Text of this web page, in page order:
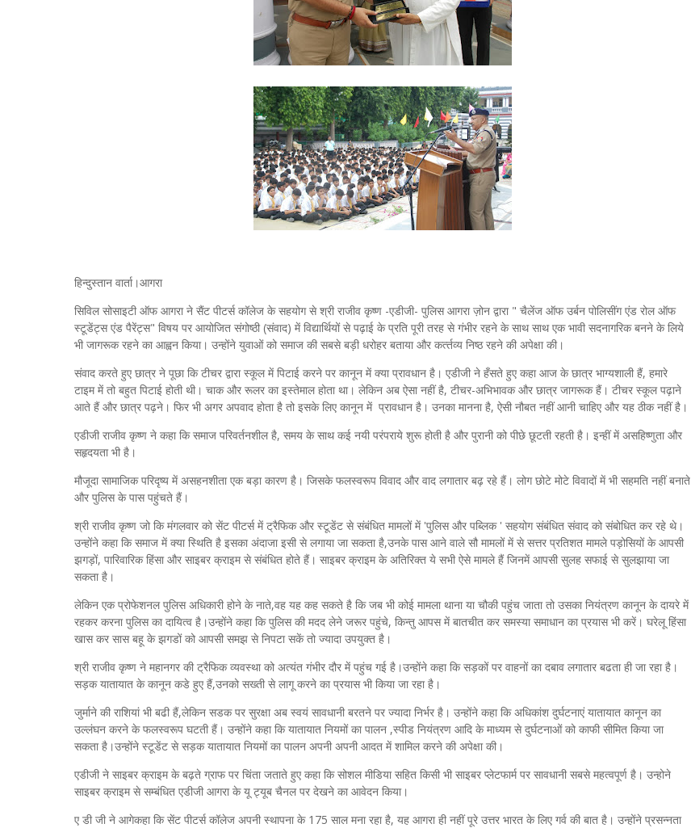
हिन्दुस्तान वार्ता।आगरा
सिविल सोसाइटी ऑफ आगरा ने सैंट पीटर्स कॉलेज के सहयोग से श्री राजीव कृष्ण -एडीजी- पुलिस आगरा ज़ोन द्वारा " चैलेंज ऑफ उर्बन पोलिसींग एंड रोल ऑफ
स्टूडेंट्स एंड पैरेंट्स" विषय पर आयोजित संगोष्‍ठी (संवाद) में विद्यार्थियों से पढ़ाई के प्रति पूरी तरह से गंभीर रहने के साथ साथ एक भावी सदनागरिक बनने के लिये
भी जागरूक रहने का आह्वन किया। उन्‍होंने युवाओं को समाज की सबसे बड़ी धरोहर बताया और कर्त्‍तव्‍य निष्‍ठ रहने की अपेक्षा की।
संवाद करते हुए छात्र ने पूछा कि टीचर द्वारा स्कूल में पिटाई करने पर कानून में क्या प्रावधान है। एडीजी ने हँसते हुए कहा आज के छात्र भाग्यशाली हैं, हमारे
टाइम में तो बहुत पिटाई होती थी। चाक और रूलर का इस्तेमाल होता था। लेकिन अब ऐसा नहीं है, टीचर-अभिभावक और छात्र जागरूक हैं। टीचर स्कूल पढ़ाने
आते हैं और छात्र पढ़ने। फिर भी अगर अपवाद होता है तो इसके लिए कानून में प्रावधान है। उनका मानना है, ऐसी नौबत नहीं आनी चाहिए और यह ठीक नहीं है।
एडीजी राजीव कृष्ण ने कहा कि समाज परिवर्तनशील है, समय के साथ कई नयी परंपराये शुरू होती है और पुरानी को पीछे छूटती रहती है। इन्हीं में असहिष्णुता और
सहृदयता भी है।
मौजूदा सामाजिक परिदृष्‍य में असहनशीता एक बड़ा कारण है। जिसके फलस्‍वरूप विवाद और वाद लगातार बढ़ रहे हैं। लोग छोटे मोटे विवादों में भी सहमति नहीं बनाते
और पुलिस के पास पहुंचते हैं।
श्री राजीव कृष्ण जो कि मंगलवार को सेंट पीटर्स में ट्रैफिक और स्‍टूडेंट से संबंधित मामलों में 'पुलिस और पब्लिक ' सहयोग संबंधित संवाद को संबोधित कर रहे थे।
उन्होंने कहा कि समाज में क्या स्थिति है इसका अंदाजा इसी से लगाया जा सकता है,उनके पास आने वाले सौ मामलों में से सत्तर प्रतिशत मामले पड़ोसियों के आपसी
झगड़ों, पारिवारिक हिंसा और साइबर क्राइम से संबंधित होते हैं। साइबर क्राइम के अतिरिक्त ये सभी ऐसे मामले हैं जिनमें आपसी सुलह सफाई से सुलझाया जा
सकता है।
लेकिन एक प्रोफेशनल पुलिस अधिकारी होने के नाते,वह यह कह सकते है कि जब भी कोई मामला थाना या चौकी पहुंच जाता तो उसका नियंत्रण कानून के दायरे में
रहकर करना पुलिस का दायित्व है।उन्‍होंने कहा कि पुलिस की मदद लेने जरूर पहुंचे, किन्‍तु आपस में बातचीत कर समस्या समाधान का प्रयास भी करें। घरेलू हिंसा
खास कर सास बहू के झगडों को आपसी समझ से निपटा सकें तो ज्यादा उपयुक्त है।
श्री राजीव कृष्ण ने महानगर की ट्रैफिक व्यवस्था को अत्‍यंत गंभीर दौर में पहुंच गई है।उन्‍होंने कहा कि सड़कों पर वाहनों का दबाव लगातार बढता ही जा रहा है।
सड़क यातायात के कानून कडे हुए हैं,उनको सख्ती से लागू करने का प्रयास भी किया जा रहा है।
जुर्माने की राशियां भी बढी हैं,लेकिन सडक पर सुरक्षा अब स्वयं सावधानी बरतने पर ज्यादा निर्भर है। उन्होंने कहा कि अधिकांश दुर्घटनाएं यातायात कानून का
उल्लंघन करने के फलस्‍वरूप घटती हैं। उन्होंने कहा कि यातायात नियमों का पालन ,स्‍पीड नियंत्रण आदि के माध्‍यम से दुर्घटनाओं को काफी सीमित किया जा
सकता है।उन्‍होंने स्टूडेंट से सड़क यातायात नियमों का पालन अपनी अपनी आदत में शामिल करने की अपेक्षा की।
एडीजी ने साइबर क्राइम के बढ़ते ग्राफ पर चिंता जताते हुए कहा कि सोशल मीडिया सहित किसी भी साइबर प्लेटफार्म पर सावधानी सबसे महत्वपूर्ण है। उन्होने
साइबर क्राइम से सम्बंधित एडीजी आगरा के यू ट्यूब चैनल पर देखने का आवेदन किया।
ए डी जी ने आगेकहा कि सेंट पीटर्स कॉलेज अपनी स्थापना के 175 साल मना रहा है, यह आगरा ही नहीं पूरे उत्तर भारत के लिए गर्व की बात है। उन्होंने प्रसन्नता